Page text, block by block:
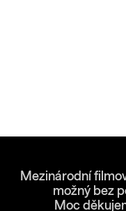
Mezinárodní
možný bez
Moc